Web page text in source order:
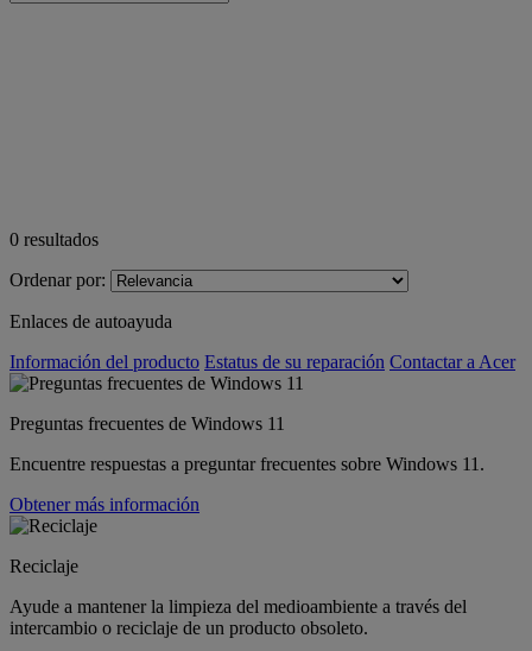
0 resultados
Ordenar por:
Enlaces de autoayuda
Información del producto Estatus de su reparación Contactar a Acer
Preguntas frecuentes de Windows 11
Encuentre respuestas a preguntar frecuentes sobre Windows 11.
Obtener más información
Reciclaje
Ayude a mantener la limpieza del medioambiente a través del
intercambio o reciclaje de un producto obsoleto.